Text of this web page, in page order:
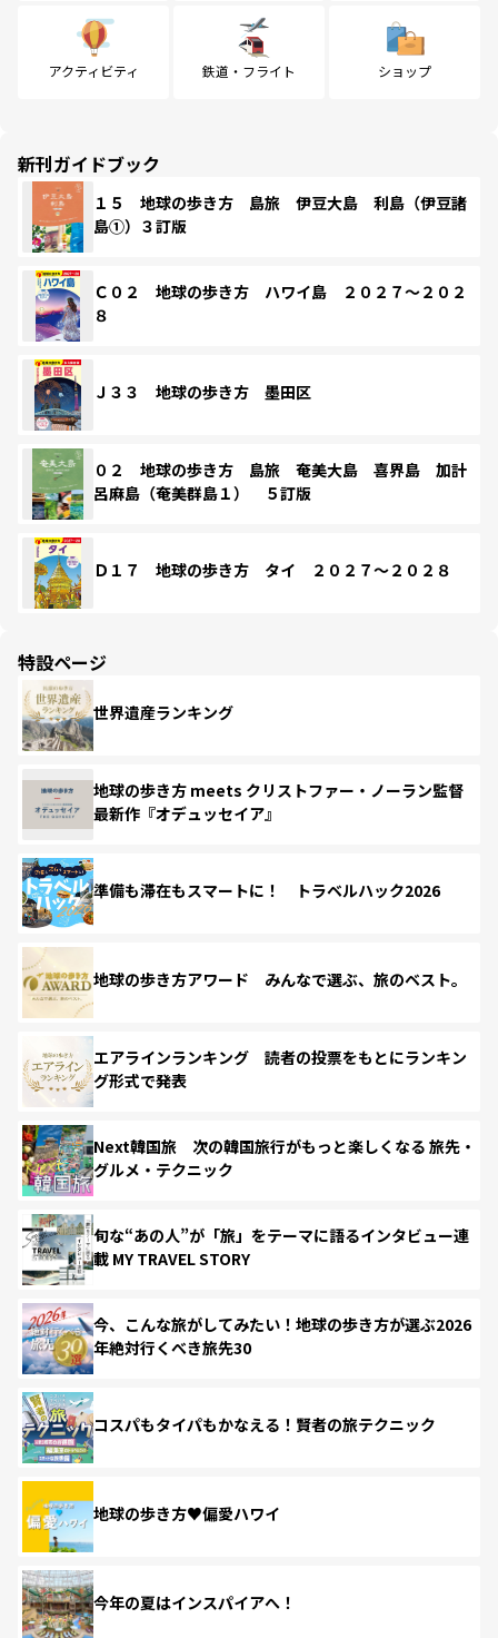
アクティビティ 鉄道・フライト ショップ
新刊ガイドブック
１５ 地球の歩き方 島旅 伊豆大島 利島（伊豆諸
島①）３訂版
Ｃ０２ 地球の歩き方 ハワイ島 ２０２７～２０２
８
Ｊ３３ 地球の歩き方 墨田区
０２ 地球の歩き方 島旅 奄美大島 喜界島 加計
呂麻島（奄美群島１） ５訂版
Ｄ１７ 地球の歩き方 タイ ２０２７～２０２８
特設ページ
世界遺産ランキング
地球の歩き方 meets クリストファー・ノーラン監督
最新作『オデュッセイア』
準備も滞在もスマートに！ トラベルハック2026
地球の歩き方アワード みんなで選ぶ、旅のベスト。
エアラインランキング 読者の投票をもとにランキン
グ形式で発表
Next韓国旅 次の韓国旅行がもっと楽しくなる 旅先・
グルメ・テクニック
旬な“あの人”が「旅」をテーマに語るインタビュー連
載 MY TRAVEL STORY
今、こんな旅がしてみたい！地球の歩き方が選ぶ2026
年絶対行くべき旅先30
コスパもタイパもかなえる！賢者の旅テクニック
地球の歩き方♥偏愛ハワイ
今年の夏はインスパイアへ！